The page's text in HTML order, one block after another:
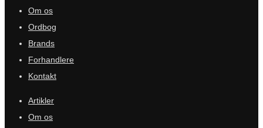
Om os
Ordbog
Brands
Forhandlere
Kontakt
Artikler
Om os